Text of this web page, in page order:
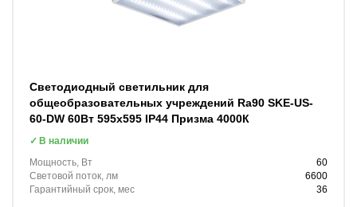
Светодиодный светильник для
общеобразовательных учреждений Ra90 SKE-US-
60-DW 60Вт 595х595 IP44 Призма 4000К
В наличии
Мощность, Вт
60
Световой поток, лм
6600
Гарантийный срок, мес
36